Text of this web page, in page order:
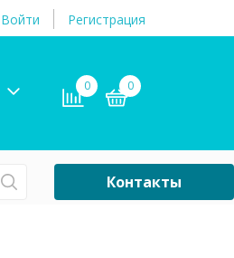
Войти Регистрация
0 0
Контакты